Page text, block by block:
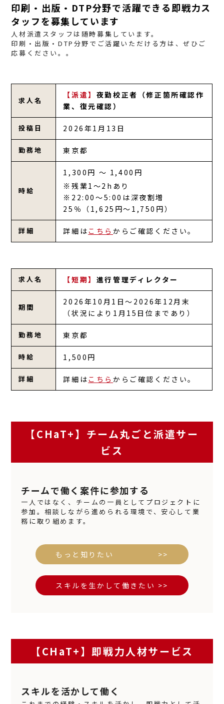
印刷・出版・DTP分野で活躍できる即戦力ス
タッフを募集しています
人材派遣スタッフは随時募集しています。
印刷・出版・DTP分野でご活躍いただける方は、ぜひご
応募ください。。
求人名
【派遣】 夜勤校正者（修正箇所確認作
業、復元確認）
投稿日 2026年1月13日
勤務地 東京都
時給
1,300円 ～ 1,400円
※残業1～2hあり
※22:00〜5:00は深夜割増
25％（1,625円～1,750円）
詳細 詳細は こちらからご確認ください。
求人名 【短期】 進行管理ディレクター
期間
2026年10月1日～2026年12月末
（状況により1月15日位まであり）
勤務地 東京都
時給 1,500円
詳細 詳細は こちらからご確認ください。
【CHaT+】チーム丸ごと派遣サー
ビス
チームで働く案件に参加する
一人ではなく、チームの一員としてプロジェクトに
参加。相談しながら進められる環境で、安心して業
務に取り組めます。
もっと知りたい >>
スキルを生かして働きたい >>
【CHaT+】即戦力人材サービス
スキルを活かして働く